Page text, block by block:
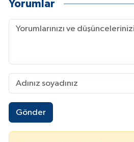
Yorumlar
Gönder